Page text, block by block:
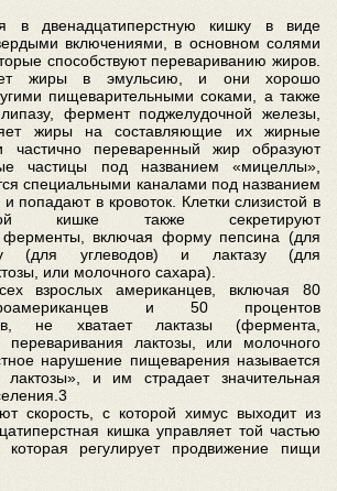
в двенадцатиперстную кишку в виде
включениями, в основном солями
способствуют перевариванию жиров.
жиры в эмульсию, и они хорошо
пищеварительными соками, а также
фермент поджелудочной железы,
жиры на составляющие их жирные
частично переваренный жир образуют
частицы под названием «мицеллы»,
специальными каналами под названием
попадают в кровоток. Клетки слизистой в
кишке также секретируют
ферменты, включая форму пепсина (для
(для углеводов) и лактазу (для
или молочного сахара).
взрослых американцев, включая 80
и 50 процентов
не хватает лактазы (фермента,
переваривания лактозы, или молочного
нарушение пищеварения называется
лактозы», и им страдает значительная
скорость, с которой химус выходит из
кишка управляет той частью
которая регулирует продвижение пищи